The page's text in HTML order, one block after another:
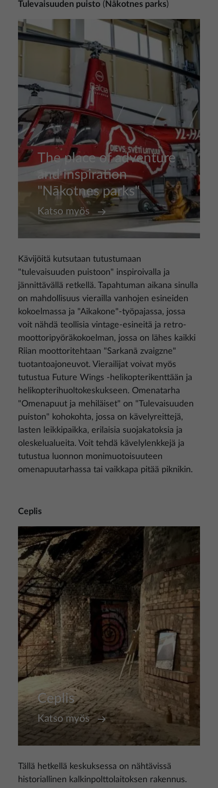
Tulevaisuuden puisto ( Nākotnes parks)
The place of adventure
and inspiration
"Nākotnes parks"
Kuva
Katso myös
Kävijöitä kutsutaan tutustumaan
"tulevaisuuden puistoon" inspiroivalla ja
jännittävällä retkellä. Tapahtuman aikana sinulla
on mahdollisuus vierailla vanhojen esineiden
kokoelmassa ja "Aikakone"-työpajassa, jossa
voit nähdä teollisia vintage-esineitä ja retro-
moottoripyöräkokoelman, jossa on lähes kaikki
Riian moottoritehtaan "Sarkanā zvaigzne"
tuotantoajoneuvot. Vierailijat voivat myös
tutustua Future Wings -helikopterikenttään ja
helikopterihuoltokeskukseen. Omenatarha
"Omenapuut ja mehiläiset" on "Tulevaisuuden
puiston" kohokohta, jossa on kävelyreittejä,
lasten leikkipaikka, erilaisia suojakatoksia ja
oleskelualueita. Voit tehdä kävelylenkkejä ja
tutustua luonnon monimuotoisuuteen
omenapuutarhassa tai vaikkapa pitää piknikin.
Ceplis
Ceplis
Katso myös
Tällä hetkellä keskuksessa on nähtävissä
historiallinen kalkinpolttolaitoksen rakennus.